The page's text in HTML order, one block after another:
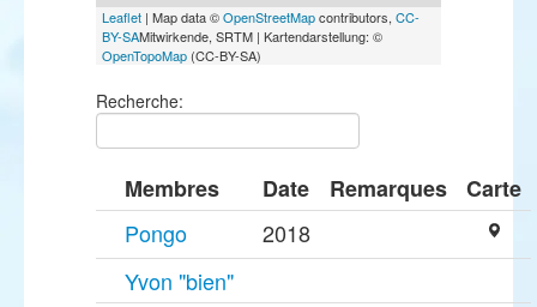
Leaflet | Map data ©OpenStreetMapcontributors, CC-
BY-SAMitwirkende, SRTM | Kartendarstellung: ©
OpenTopoMap (CC-BY-SA)
Recherche:
Membres Date Remarques
Carte
Pongo
2018
Yvon "bien"